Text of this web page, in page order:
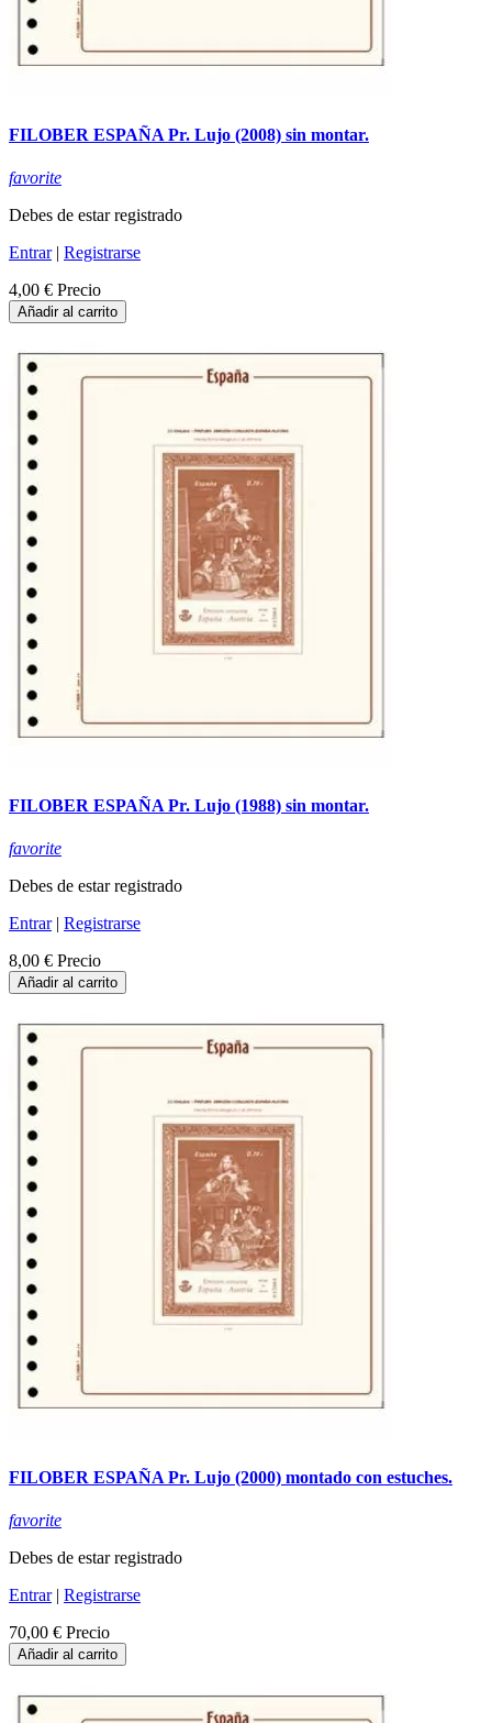
FILOBER ESPAÑA Pr. Lujo (2008) sin montar.
favorite
Debes de estar registrado
Entrar| Registrarse
4,00 € Precio
Añadir al carrito
FILOBER ESPAÑA Pr. Lujo (1988) sin montar.
favorite
Debes de estar registrado
Entrar| Registrarse
8,00 € Precio
Añadir al carrito
FILOBER ESPAÑA Pr. Lujo (2000) montado con estuches.
favorite
Debes de estar registrado
Entrar| Registrarse
70,00 € Precio
Añadir al carrito